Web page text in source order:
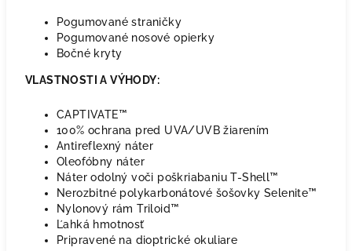
Pogumované straničky
Pogumované nosové opierky
Bočné kryty
VLASTNOSTI A VÝHODY:
CAPTIVATE™
100% ochrana pred UVA/UVB žiarením
Antireflexný náter
Oleofóbny náter
Náter odolný voči poškriabaniu T-Shell™
Nerozbitné polykarbonátové šošovky Selenite™
Nylonový rám Triloid™
Ľahká hmotnosť
Pripravené na dioptrické okuliare